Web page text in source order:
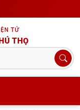
TỬ
THỌ